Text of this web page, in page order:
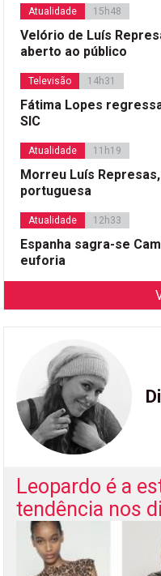
Atualidade 15h48
Velório de Luís
aberto ao público
Televisão 14h31
Fátima Lopes
SIC
Atualidade 11h19
Morreu Luís
portuguesa
Atualidade 12h33
Espanha sagra-se
euforia
Leopardo é a
tendência nos